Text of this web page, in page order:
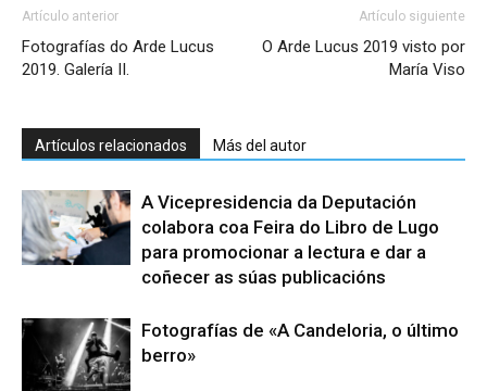
Artículo anterior
Fotografías do Arde Lucus
2019. Galería II.
Artículo siguiente
O Arde Lucus 2019 visto por
María Viso
Artículos relacionados Más del autor
A Vicepresidencia da Deputación
colabora coa Feira do Libro de Lugo
para promocionar a lectura e dar a
coñecer as súas publicacións
Fotografías de «A Candeloria, o último
berro»